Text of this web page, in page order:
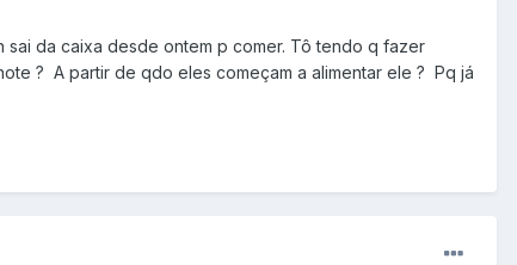
da caixa desde ontem p comer. Tô tendo q fazer
? A partir de qdo eles começam a alimentar ele ? Pq já